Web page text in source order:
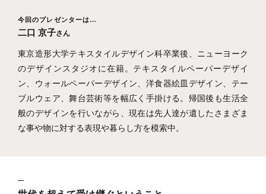
今回のプレゼンターは…
二口 京子さん
東京造形大学テキスタイルデザイン科卒業後、ニューヨーク
のデザインスタジオに在籍。テキスタイルペーパーデザイ
ン、ウォールペーパーデザイン、洋食器絵皿デザイン、テー
ブルウェア、舞台芸術等を幅広く手掛ける。帰国後も生活全
般のデザインを行いながら、現在は先人達が遺したさまざま
な事や物に対する表現や暮らし方を模索中。